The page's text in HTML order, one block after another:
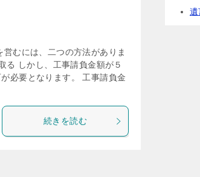
むには、二つの方法がありま
しかし、工事請負金額が５
必要となります。 工事請負金
続きを読む
遺